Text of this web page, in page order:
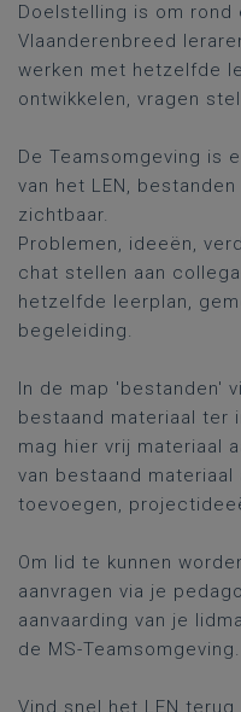
Doelstelling is om rond
Vlaanderenbreed
werken met hetzelfde
ontwikkelen, vragen
De Teamsomgeving is
van het LEN,
zichtbaar.
Problemen, ideeën,
chat stellen aan
hetzelfde leerplan,
begeleiding.
In de map 'bestanden'
bestaand materiaal ter
mag hier vrij materiaal
van bestaand
toevoegen,
Om lid te kunnen
aanvragen via je
aanvaarding van je
de MS-Teamsomgeving.
Vind snel het LEN